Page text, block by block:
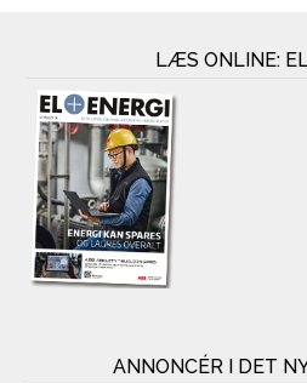
LÆS ONLINE:
ANNONCÉR I DET